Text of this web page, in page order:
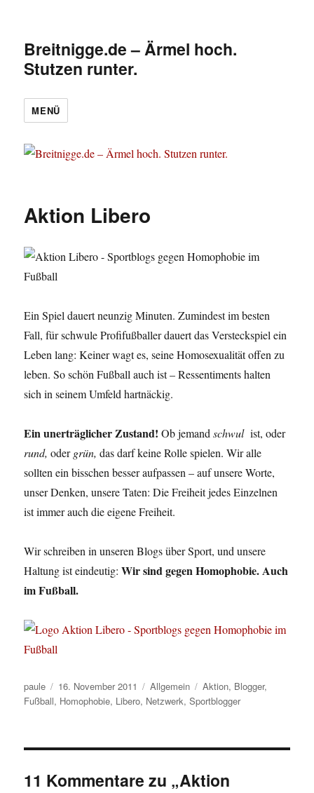
Breitnigge.de – Ärmel hoch.
Stutzen runter.
MENÜ
Aktion Libero
Ein Spiel dauert neunzig Minuten. Zumindest im besten
Fall, für schwule Profifußballer dauert das Versteckspiel ein
Leben lang: Keiner wagt es, seine Homosexualität offen zu
leben. So schön Fußball auch ist – Ressentiments halten
sich in seinem Umfeld hartnäckig.
Ein unerträglicher Zustand! Ob jemandschwulist, oder
rund, odergrün, das darf keine Rolle spielen. Wir alle
sollten ein bisschen besser aufpassen – auf unsere Worte,
unser Denken, unsere Taten: Die Freiheit jedes Einzelnen
ist immer auch die eigene Freiheit.
Wir schreiben in unseren Blogs über Sport, und unsere
Haltung ist eindeutig:Wir sind gegen Homophobie. Auch
im Fußball.
Autor
paule
Veröffentlicht
am
16. November 2011 Kategorien
Allgemein Schlagwörter
Aktion, Blogger,
Fußball, Homophobie, Libero, Netzwerk,Sportblogger
11 Kommentare zu „Aktion